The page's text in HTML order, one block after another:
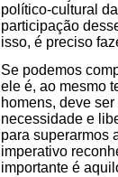
político-cultural
participação
isso, é preciso
Se podemos
ele é, ao mesmo
homens, deve
necessidade e
para superarmos
imperativo
importante é